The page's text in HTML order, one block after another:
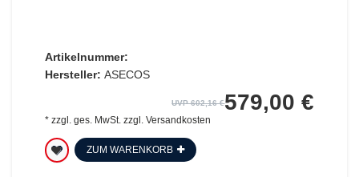
Artikelnummer:
Hersteller: ASECOS
UVP 602,16 €579,00 €
* zzgl. ges. MwSt.zzgl. Versandkosten
ZUM WARENKORB